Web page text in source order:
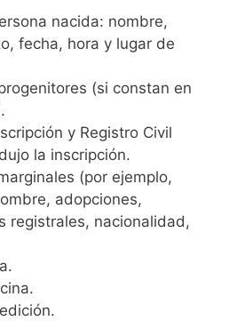
nacida: nombre,
fecha, hora y lugar de
(si constan en
y Registro Civil
la inscripción.
(por ejemplo,
adopciones,
registrales, nacionalidad,